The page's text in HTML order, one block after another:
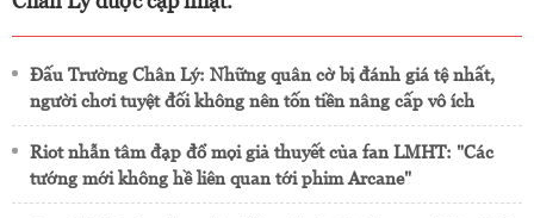
Đấu Trường Chân Lý: Những quân cờ bị đánh giá tệ nhất,
người chơi tuyệt đối không nên tốn tiền nâng cấp vô ích
Riot nhẫn tâm đạp đổ mọi giả thuyết của fan LMHT: "Các
tướng mới không hề liên quan tới phim Arcane"